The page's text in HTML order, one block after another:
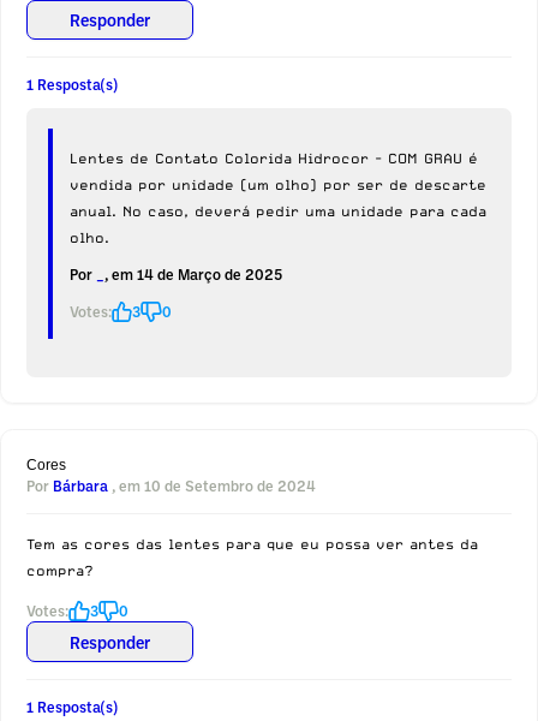
Responder
1 Resposta(s)
Lentes de Contato Colorida Hidrocor - COM GRAU é
vendida por unidade (um olho) por ser de descarte
anual. No caso, deverá pedir uma unidade para cada
olho.
Por
, em 14 de Março de 2025
Votes:
3 0
Cores
Por Bárbara , em 10 de Setembro de 2024
Tem as cores das lentes para que eu possa ver antes da
compra?
Votes: 3 0
Responder
1 Resposta(s)